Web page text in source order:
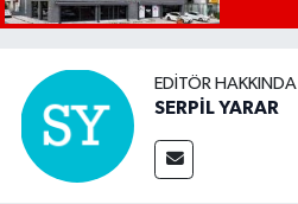
EDITÖR HAKKINDA
SERPİL YARAR